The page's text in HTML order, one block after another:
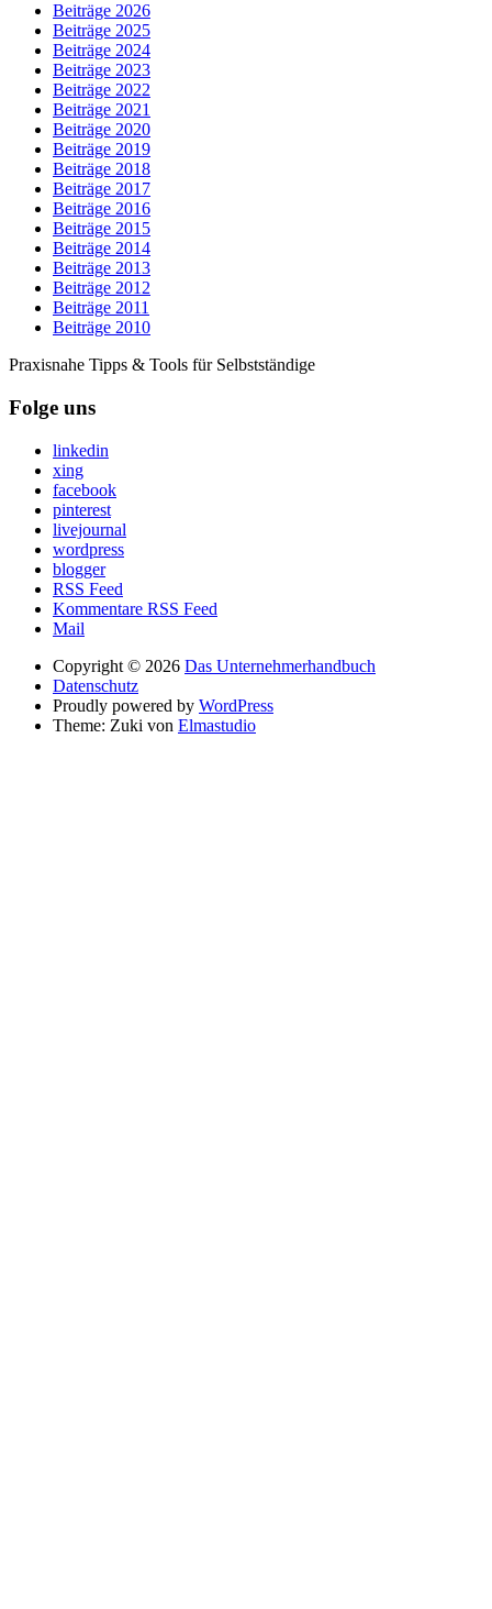
Beiträge 2026
Beiträge 2025
Beiträge 2024
Beiträge 2023
Beiträge 2022
Beiträge 2021
Beiträge 2020
Beiträge 2019
Beiträge 2018
Beiträge 2017
Beiträge 2016
Beiträge 2015
Beiträge 2014
Beiträge 2013
Beiträge 2012
Beiträge 2011
Beiträge 2010
Praxisnahe Tipps & Tools für Selbstständige
Folge uns
linkedin
xing
facebook
pinterest
livejournal
wordpress
blogger
RSS Feed
Kommentare RSS Feed
Mail
Copyright © 2026 Das Unternehmerhandbuch
Datenschutz
Proudly powered by WordPress
Theme: Zuki von Elmastudio